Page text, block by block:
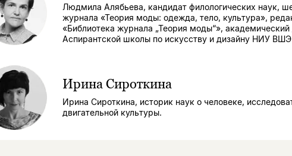
Людмила Алябьева, кандидат филологических наук,
журнала «Теория моды: одежда, тело, культура»,
«Библиотека журнала „Теория моды“», академический
Аспирантской школы по искусству и дизайну НИУ
Ирина Сироткина
Ирина Сироткина, историк наук о человеке,
двигательной культуры.